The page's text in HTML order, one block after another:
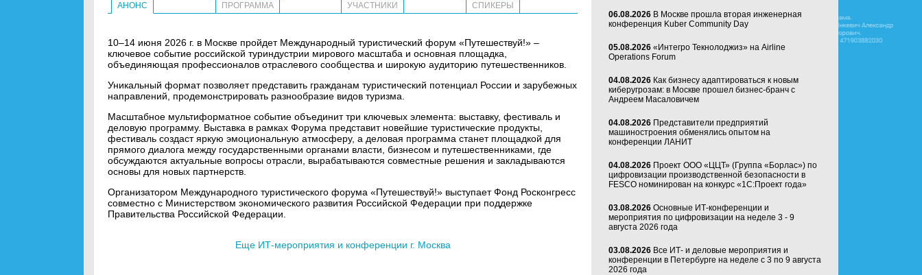
АНОНС ПРОГРАММА УЧАСТНИКИ СПИКЕРЫ
10–14 июня 2026 г. в Москве пройдет Международный туристический форум «Путешествуй!» –
ключевое событие российской туриндустрии мирового масштаба и основная площадка,
объединяющая профессионалов отраслевого сообщества и широкую аудиторию путешественников.
Уникальный формат позволяет представить гражданам туристический потенциал России и зарубежных
направлений, продемонстрировать разнообразие видов туризма.
Масштабное мультиформатное событие объединит три ключевых элемента: выставку, фестиваль и
деловую программу. Выставка в рамках Форума представит новейшие туристические продукты,
фестиваль создаст яркую эмоциональную атмосферу, а деловая программа станет площадкой для
прямого диалога между государственными органами власти, бизнесом и путешественниками, где
обсуждаются актуальные вопросы отрасли, вырабатываются совместные решения и закладываются
основы для новых партнерств.
Организатором Международного туристического форума «Путешествуй!» выступает Фонд Росконгресс
совместно с Министерством экономического развития Российской Федерации при поддержке
Правительства Российской Федерации.
Еще ИТ-мероприятия и конференции г. Москва
06.08.2026 В Москве прошла вторая инженерная
конференция Kuber Community Day
05.08.2026 «Интегро Текнолоджиз» на Airline
Operations Forum
04.08.2026 Как бизнесу адаптироваться к новым
киберугрозам: в Москве прошел бизнес-бранч с
Андреем Масаловичем
04.08.2026 Представители предприятий
машиностроения обменялись опытом на
конференции ЛАНИТ
04.08.2026 Проект ООО «ЦЦТ» (Группа «Борлас») по
цифровизации производственной безопасности в
FESCO номинирован на конкурс «1С:Проект года»
03.08.2026 Основные ИТ-конференции и
мероприятия по цифровизации на неделе 3 - 9
августа 2026 года
03.08.2026 Все ИТ- и деловые мероприятия и
конференции в Петербурге на неделе с 3 по 9 августа
2026 года